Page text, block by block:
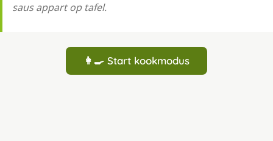
saus appart op tafel.
👩‍🍳 Start kookmodus